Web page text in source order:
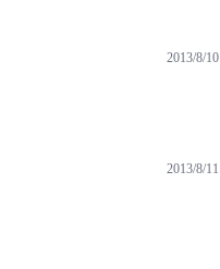
2013/8/10
2013/8/11